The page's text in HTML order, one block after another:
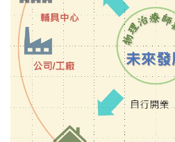
活動集錦
招生訊息(link is external)
高中生專區
系友回娘家